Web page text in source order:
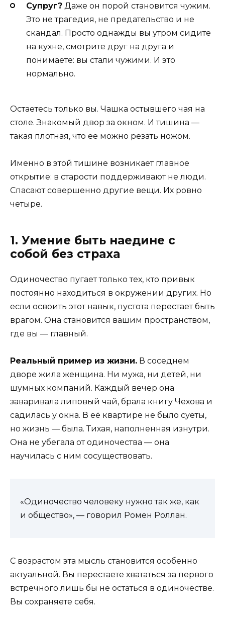
Супруг? Даже он порой становится чужим.
Это не трагедия, не предательство и не
скандал. Просто однажды вы утром сидите
на кухне, смотрите друг на друга и
понимаете: вы стали чужими. И это
нормально.
Остаетесь только вы. Чашка остывшего чая на
столе. Знакомый двор за окном. И тишина —
такая плотная, что её можно резать ножом.
Именно в этой тишине возникает главное
открытие: в старости поддерживают не люди.
Спасают совершенно другие вещи. Их ровно
четыре.
1. Умение быть наедине с
собой без страха
Одиночество пугает только тех, кто привык
постоянно находиться в окружении других. Но
если освоить этот навык, пустота перестает быть
врагом. Она становится вашим пространством,
где вы — главный.
Реальный пример из жизни. В соседнем
дворе жила женщина. Ни мужа, ни детей, ни
шумных компаний. Каждый вечер она
заваривала липовый чай, брала книгу Чехова и
садилась у окна. В её квартире не было суеты,
но жизнь — была. Тихая, наполненная изнутри.
Она не убегала от одиночества — она
научилась с ним сосуществовать.
«Одиночество человеку нужно так же, как
и общество», — говорил Ромен Роллан.
С возрастом эта мысль становится особенно
актуальной. Вы перестаете хвататься за первого
встречного лишь бы не остаться в одиночестве.
Вы сохраняете себя.